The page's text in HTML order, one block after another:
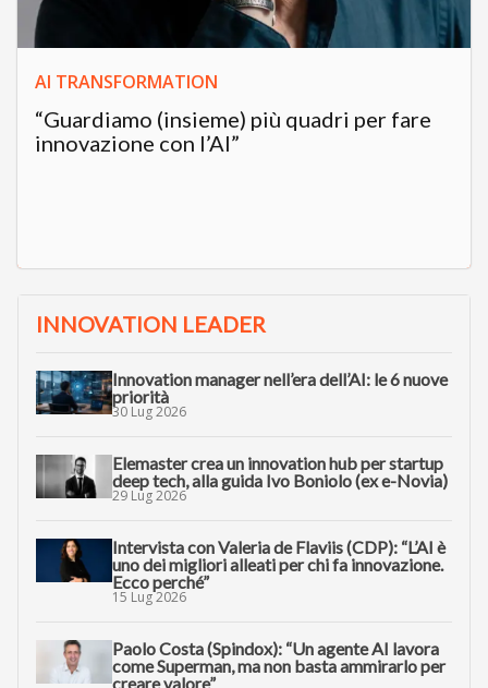
AI TRANSFORMATION
“Guardiamo (insieme) più quadri per fare
innovazione con l’AI”
INNOVATION LEADER
Innovation manager nell’era dell’AI: le 6 nuove
priorità
30 Lug 2026
Elemaster crea un innovation hub per startup
deep tech, alla guida Ivo Boniolo (ex e-Novia)
29 Lug 2026
Intervista con Valeria de Flaviis (CDP): “L’AI è
uno dei migliori alleati per chi fa innovazione.
Ecco perché”
15 Lug 2026
Paolo Costa (Spindox): “Un agente AI lavora
come Superman, ma non basta ammirarlo per
creare valore”